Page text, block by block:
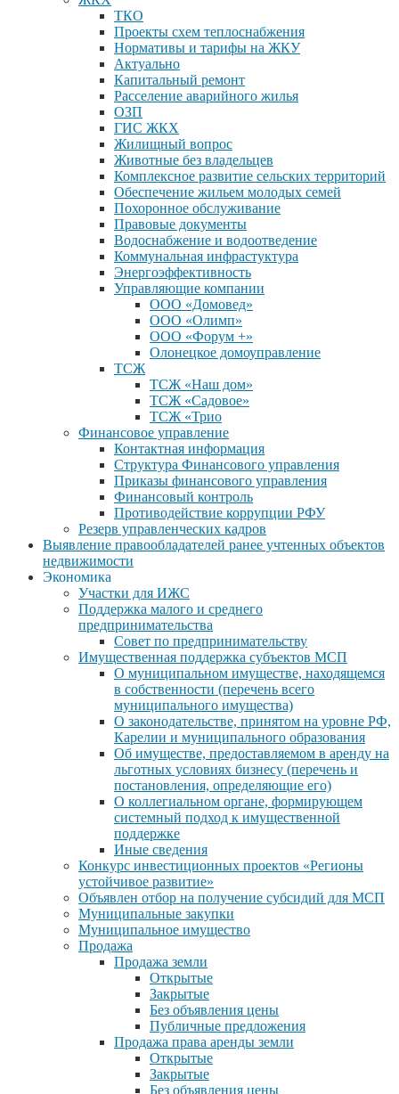
ТКО
Проекты схем теплоснабжения
Нормативы и тарифы на ЖКУ
Актуально
Капитальный ремонт
Расселение аварийного жилья
ОЗП
ГИС ЖКХ
Жилищный вопрос
Животные без владельцев
Комплексное развитие сельских территорий
Обеспечение жильем молодых семей
Похоронное обслуживание
Правовые документы
Водоснабжение и водоотведение
Коммунальная инфрастуктура
Энергоэффективность
Управляющие компании
ООО «Домовед»
ООО «Олимп»
ООО «Форум +»
Олонецкое домоуправление
ТСЖ
ТСЖ «Наш дом»
ТСЖ «Садовое»
ТСЖ «Трио
Финансовое управление
Контактная информация
Структура Финансового управления
Приказы финансового управления
Финансовый контроль
Противодействие коррупции РФУ
Резерв управленческих кадров
Выявление правообладателей ранее учтенных объектов
недвижимости
Экономика
Участки для ИЖС
Поддержка малого и среднего
предпринимательства
Совет по предпринимательству
Имущественная поддержка субъектов МСП
О муниципальном имуществе, находящемся
в собственности (перечень всего
муниципального имущества)
О законодательстве, принятом на уровне РФ,
Карелии и муниципального образования
Об имуществе, предоставляемом в аренду на
льготных условиях бизнесу (перечень и
постановления, определяющие его)
О коллегиальном органе, формирующем
системный подход к имущественной
поддержке
Иные сведения
Конкурс инвестиционных проектов «Регионы
устойчивое развитие»
Объявлен отбор на получение субсидий для МСП
Муниципальные закупки
Муниципальное имущество
Продажа
Продажа земли
Открытые
Закрытые
Без объявления цены
Публичные предложения
Продажа права аренды земли
Открытые
Закрытые
Без объявления цены